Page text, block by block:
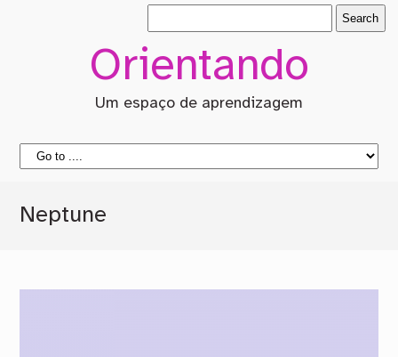
Orientando
Um espaço de aprendizagem
Neptune